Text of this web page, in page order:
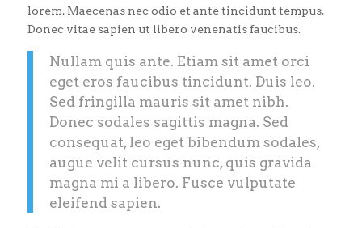
lorem. Maecenas nec odio et ante tincidunt tempus.
Donec vitae sapien ut libero venenatis faucibus.
Nullam quis ante. Etiam sit amet orci
eget eros faucibus tincidunt. Duis leo.
Sed fringilla mauris sit amet nibh.
Donec sodales sagittis magna. Sed
consequat, leo eget bibendum sodales,
augue velit cursus nunc, quis gravida
magna mi a libero. Fusce vulputate
eleifend sapien.